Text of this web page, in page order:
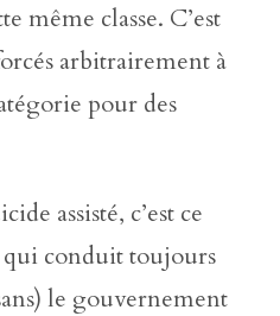
même classe. C’est
arbitrairement à
pour des
assisté, c’est ce
conduit toujours
le gouvernement